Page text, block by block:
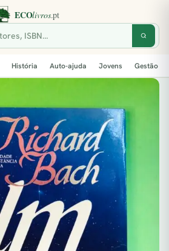
História Auto-ajuda Jovens Gestão